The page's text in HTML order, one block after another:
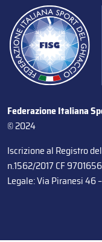
Federazione Italiana
© 2024
Iscrizione al Registro
n.1562/2017 CF
Legale: Via Piranesi 46